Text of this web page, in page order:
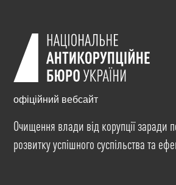
офіційний вебсайт
Очищення влади від корупції заради
розвитку успішного суспільства та